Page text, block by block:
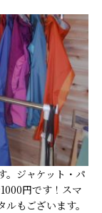
。ジャケット・パ
円です！スマ
もございます。